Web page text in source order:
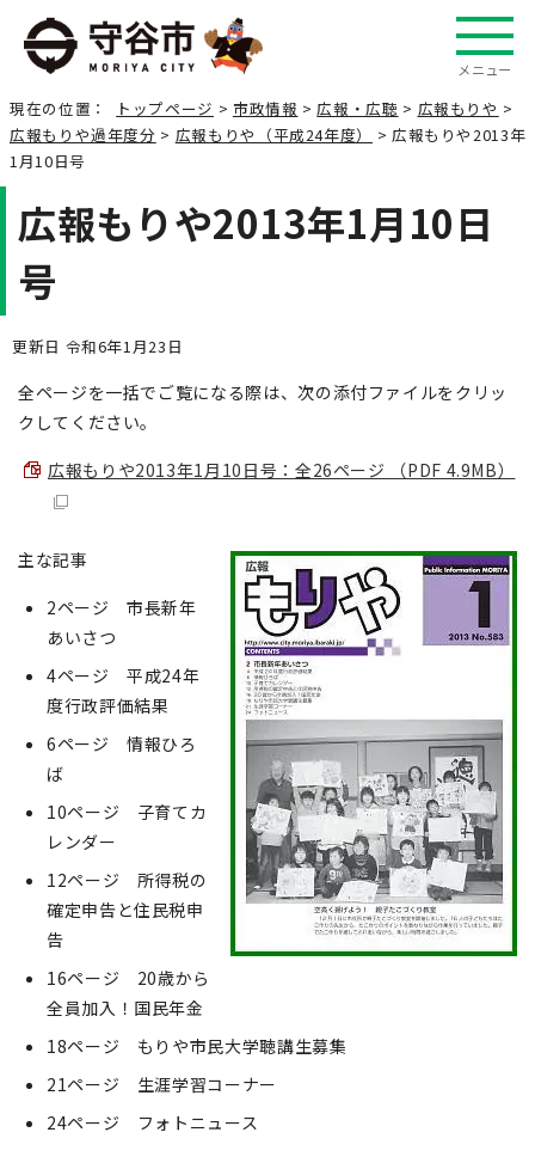
メニュー
現在の位置： トップページ > 市政情報 >広報・広聴 > 広報もりや >
広報もりや過年度分 > 広報もりや（平成24年度）
> 広報もりや2013年
1月10日号
広報もりや2013年1月10日
号
更新日 令和6年1月23日
全ページを一括でご覧になる際は、次の添付ファイルをクリッ
クしてください。
広報もりや2013年1月10日号：全26ページ （PDF 4.9MB）
主な記事
2ページ 市長新年
あいさつ
4ページ 平成24年
度行政評価結果
6ページ 情報ひろ
ば
10ページ 子育てカ
レンダー
12ページ 所得税の
確定申告と住民税申
告
16ページ 20歳から
全員加入！国民年金
18ページ もりや市民大学聴講生募集
21ページ 生涯学習コーナー
24ページ フォトニュース